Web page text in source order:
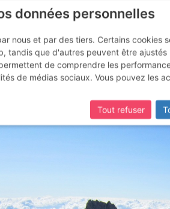
Ecrins depuis
données personnelles
nous et par des tiers. Certains cookies
tandis que d'autres peuvent être ajustés
de comprendre les
de médias sociaux. Vous pouvez les
Tout refuser